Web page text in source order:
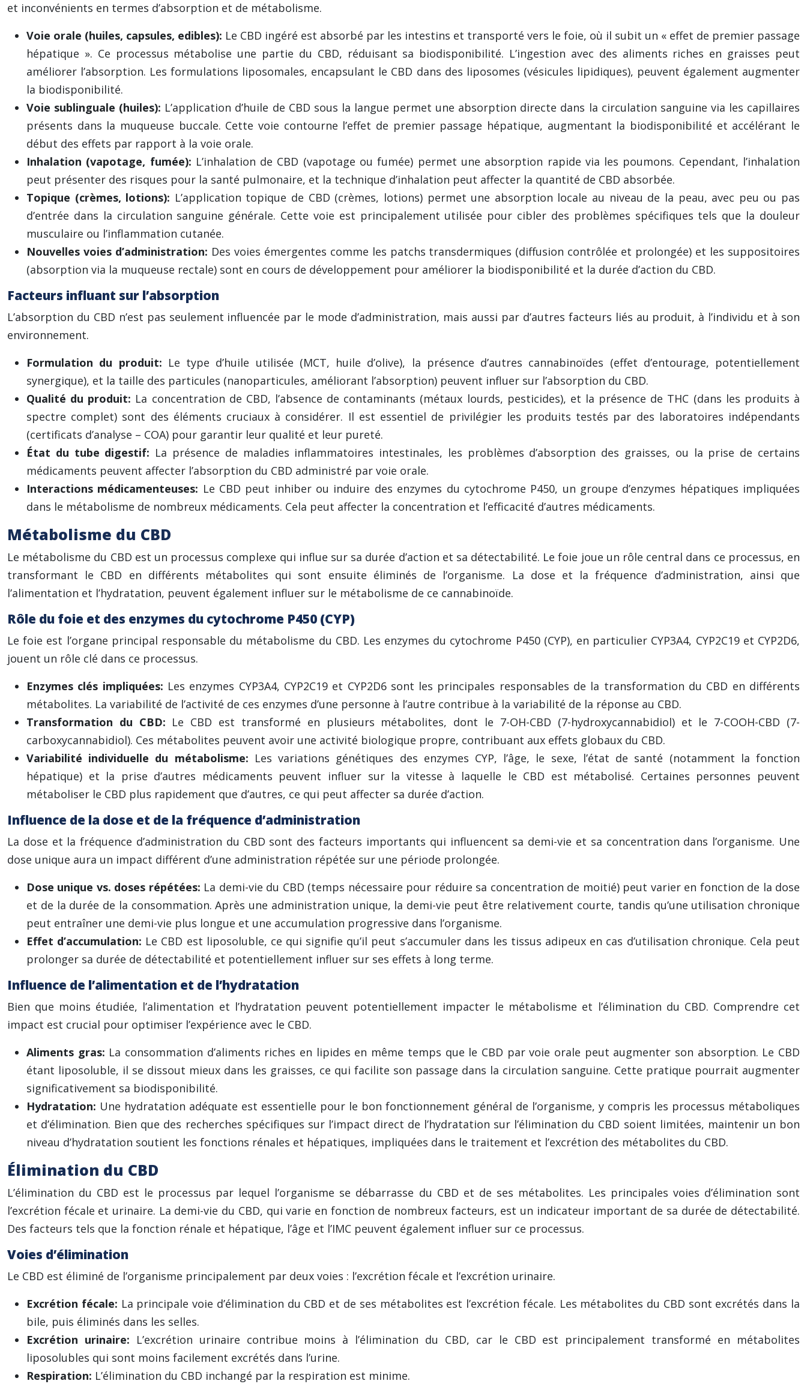
et inconvénients en termes d’absorption et de métabolisme.
Voie orale (huiles, capsules, edibles): Le CBD ingéré est absorbé par les intestins et transporté vers le foie, où il subit un « effet de premier passage
hépatique ». Ce processus métabolise une partie du CBD, réduisant sa biodisponibilité. L’ingestion avec des aliments riches en graisses peut
améliorer l’absorption. Les formulations liposomales, encapsulant le CBD dans des liposomes (vésicules lipidiques), peuvent également augmenter
la biodisponibilité.
Voie sublinguale (huiles): L’application d’huile de CBD sous la langue permet une absorption directe dans la circulation sanguine via les capillaires
présents dans la muqueuse buccale. Cette voie contourne l’effet de premier passage hépatique, augmentant la biodisponibilité et accélérant le
début des effets par rapport à la voie orale.
Inhalation (vapotage, fumée): L’inhalation de CBD (vapotage ou fumée) permet une absorption rapide via les poumons. Cependant, l’inhalation
peut présenter des risques pour la santé pulmonaire, et la technique d’inhalation peut affecter la quantité de CBD absorbée.
Topique (crèmes, lotions): L’application topique de CBD (crèmes, lotions) permet une absorption locale au niveau de la peau, avec peu ou pas
d’entrée dans la circulation sanguine générale. Cette voie est principalement utilisée pour cibler des problèmes spécifiques tels que la douleur
musculaire ou l’inflammation cutanée.
Nouvelles voies d’administration: Des voies émergentes comme les patchs transdermiques (diffusion contrôlée et prolongée) et les suppositoires
(absorption via la muqueuse rectale) sont en cours de développement pour améliorer la biodisponibilité et la durée d’action du CBD.
Facteurs influant sur l’absorption
L’absorption du CBD n’est pas seulement influencée par le mode d’administration, mais aussi par d’autres facteurs liés au produit, à l’individu et à son
environnement.
Formulation du produit: Le type d’huile utilisée (MCT, huile d’olive), la présence d’autres cannabinoïdes (effet d’entourage, potentiellement
synergique), et la taille des particules (nanoparticules, améliorant l’absorption) peuvent influer sur l’absorption du CBD.
Qualité du produit: La concentration de CBD, l’absence de contaminants (métaux lourds, pesticides), et la présence de THC (dans les produits à
spectre complet) sont des éléments cruciaux à considérer. Il est essentiel de privilégier les produits testés par des laboratoires indépendants
(certificats d’analyse – COA) pour garantir leur qualité et leur pureté.
État du tube digestif: La présence de maladies inflammatoires intestinales, les problèmes d’absorption des graisses, ou la prise de certains
médicaments peuvent affecter l’absorption du CBD administré par voie orale.
Interactions médicamenteuses: Le CBD peut inhiber ou induire des enzymes du cytochrome P450, un groupe d’enzymes hépatiques impliquées
dans le métabolisme de nombreux médicaments. Cela peut affecter la concentration et l’efficacité d’autres médicaments.
Métabolisme du CBD
Le métabolisme du CBD est un processus complexe qui influe sur sa durée d’action et sa détectabilité. Le foie joue un rôle central dans ce processus, en
transformant le CBD en différents métabolites qui sont ensuite éliminés de l’organisme. La dose et la fréquence d’administration, ainsi que
l’alimentation et l’hydratation, peuvent également influer sur le métabolisme de ce cannabinoïde.
Rôle du foie et des enzymes du cytochrome P450 (CYP)
Le foie est l’organe principal responsable du métabolisme du CBD. Les enzymes du cytochrome P450 (CYP), en particulier CYP3A4, CYP2C19 et CYP2D6,
jouent un rôle clé dans ce processus.
Enzymes clés impliquées: Les enzymes CYP3A4, CYP2C19 et CYP2D6 sont les principales responsables de la transformation du CBD en différents
métabolites. La variabilité de l’activité de ces enzymes d’une personne à l’autre contribue à la variabilité de la réponse au CBD.
Transformation du CBD: Le CBD est transformé en plusieurs métabolites, dont le 7-OH-CBD (7-hydroxycannabidiol) et le 7-COOH-CBD (7-
carboxycannabidiol). Ces métabolites peuvent avoir une activité biologique propre, contribuant aux effets globaux du CBD.
Variabilité individuelle du métabolisme: Les variations génétiques des enzymes CYP, l’âge, le sexe, l’état de santé (notamment la fonction
hépatique) et la prise d’autres médicaments peuvent influer sur la vitesse à laquelle le CBD est métabolisé. Certaines personnes peuvent
métaboliser le CBD plus rapidement que d’autres, ce qui peut affecter sa durée d’action.
Influence de la dose et de la fréquence d’administration
La dose et la fréquence d’administration du CBD sont des facteurs importants qui influencent sa demi-vie et sa concentration dans l’organisme. Une
dose unique aura un impact différent d’une administration répétée sur une période prolongée.
Dose unique vs. doses répétées: La demi-vie du CBD (temps nécessaire pour réduire sa concentration de moitié) peut varier en fonction de la dose
et de la durée de la consommation. Après une administration unique, la demi-vie peut être relativement courte, tandis qu’une utilisation chronique
peut entraîner une demi-vie plus longue et une accumulation progressive dans l’organisme.
Effet d’accumulation: Le CBD est liposoluble, ce qui signifie qu’il peut s’accumuler dans les tissus adipeux en cas d’utilisation chronique. Cela peut
prolonger sa durée de détectabilité et potentiellement influer sur ses effets à long terme.
Influence de l’alimentation et de l’hydratation
Bien que moins étudiée, l’alimentation et l’hydratation peuvent potentiellement impacter le métabolisme et l’élimination du CBD. Comprendre cet
impact est crucial pour optimiser l’expérience avec le CBD.
Aliments gras: La consommation d’aliments riches en lipides en même temps que le CBD par voie orale peut augmenter son absorption. Le CBD
étant liposoluble, il se dissout mieux dans les graisses, ce qui facilite son passage dans la circulation sanguine. Cette pratique pourrait augmenter
significativement sa biodisponibilité.
Hydratation: Une hydratation adéquate est essentielle pour le bon fonctionnement général de l’organisme, y compris les processus métaboliques
et d’élimination. Bien que des recherches spécifiques sur l’impact direct de l’hydratation sur l’élimination du CBD soient limitées, maintenir un bon
niveau d’hydratation soutient les fonctions rénales et hépatiques, impliquées dans le traitement et l’excrétion des métabolites du CBD.
Élimination du CBD
L’élimination du CBD est le processus par lequel l’organisme se débarrasse du CBD et de ses métabolites. Les principales voies d’élimination sont
l’excrétion fécale et urinaire. La demi-vie du CBD, qui varie en fonction de nombreux facteurs, est un indicateur important de sa durée de détectabilité.
Des facteurs tels que la fonction rénale et hépatique, l’âge et l’IMC peuvent également influer sur ce processus.
Voies d’élimination
Le CBD est éliminé de l’organisme principalement par deux voies : l’excrétion fécale et l’excrétion urinaire.
Excrétion fécale: La principale voie d’élimination du CBD et de ses métabolites est l’excrétion fécale. Les métabolites du CBD sont excrétés dans la
bile, puis éliminés dans les selles.
Excrétion urinaire: L’excrétion urinaire contribue moins à l’élimination du CBD, car le CBD est principalement transformé en métabolites
liposolubles qui sont moins facilement excrétés dans l’urine.
Respiration: L’élimination du CBD inchangé par la respiration est minime.